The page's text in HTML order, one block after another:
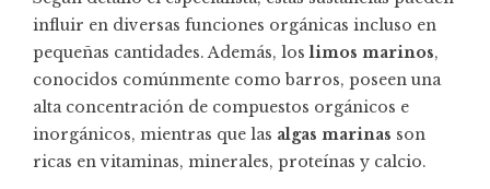
influir en diversas funciones orgánicas incluso en
pequeñas cantidades. Además, loslimos marinos,
conocidos comúnmente como barros, poseen una
alta concentración de compuestos orgánicos e
inorgánicos, mientras que las algas marinas son
ricas en vitaminas, minerales, proteínas y calcio.